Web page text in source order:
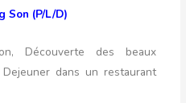
Son (P/L/D)
Découverte des beaux
dans un restaurant